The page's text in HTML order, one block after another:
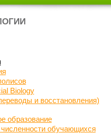
Biology
и восстановления)
образование
обучающихся